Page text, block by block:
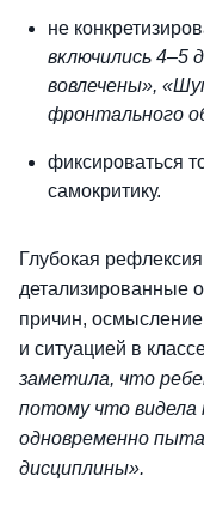
не
включились 4–5
вовлечены»,
фронтального
фиксироваться
самокритику.
Глубокая
детализированные
причин,
и ситуацией в
заметила, что
потому что видела
одновременно
дисциплины».